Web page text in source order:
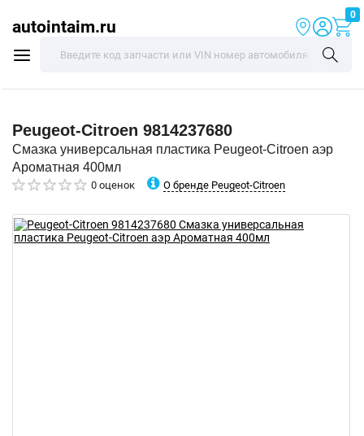
autointaim.ru
0
Peugeot-Citroen 9814237680
Смазка универсальная пластика Peugeot-Citroen аэр
Ароматная 400мл
0 оценок О бренде Peugeot-Citroen